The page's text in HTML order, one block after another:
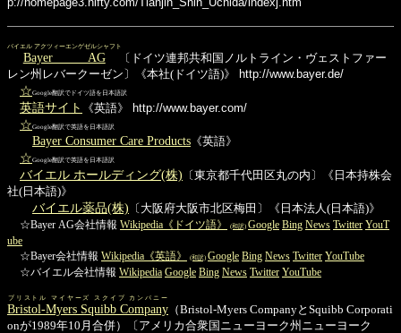
Bayer AG
バイエル アクツィーエンゲゼルシャフト
〔ドイツ連邦共和国ノルトライン・ヴェストファー
レン州レバークーゼン〕《本社(ドイツ語)》
http://www.bayer.de/
☆Google翻訳でドイツ語を日本語訳
英語サイト 《英語》 http://www.bayer.com/
☆Google翻訳で英語を日本語訳
Bayer Consumer Care Products 《英語》
☆Google翻訳で英語を日本語訳
バイエル ホールディング(株) 〔東京都千代田区丸の内〕《日本持株会
社(日本語)》
バイエル薬品(株) 〔大阪府大阪市北区梅田〕《日本法人(日本語)》
☆Bayer AG会社情報 Wikipedia《ドイツ語》 (和訳) Google Bing News Twitter YouT
ube
☆Bayer会社情報 Wikipedia《英語》 (和訳) Google Bing News Twitter YouTube
☆バイエル会社情報 Wikipedia Google Bing News Twitter YouTube
Bristol-Myers Squibb Company
ブリストル マイヤーズ スクイブ カンパニー
（Bristol-Myers CompanyとSquibb Corporati
onが1989年10月合併）〔アメリカ合衆国ニューヨーク州ニューヨーク